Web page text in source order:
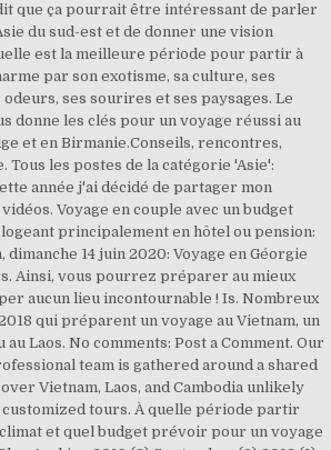
que ça pourrait être intéressant de parler
du sud-est et de donner une vision
est la meilleure période pour partir à
par son exotisme, sa culture, ses
odeurs, ses sourires et ses paysages. Le
donne les clés pour un voyage réussi au
et en Birmanie.Conseils, rencontres,
Tous les postes de la catégorie 'Asie':
année j'ai décidé de partager mon
Voyage en couple avec un budget
principalement en hôtel ou pension:
14 juin 2020: Voyage en Géorgie
Ainsi, vous pourrez préparer au mieux
aucun lieu incontournable ! Is. Nombreux
qui préparent un voyage au Vietnam, un
au Laos. No comments: Post a Comment. Our
team is gathered around a shared
Vietnam, Laos, and Cambodia unlikely
tours. À quelle période partir
et quel budget prévoir pour un voyage